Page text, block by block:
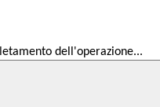
dell'operazione...